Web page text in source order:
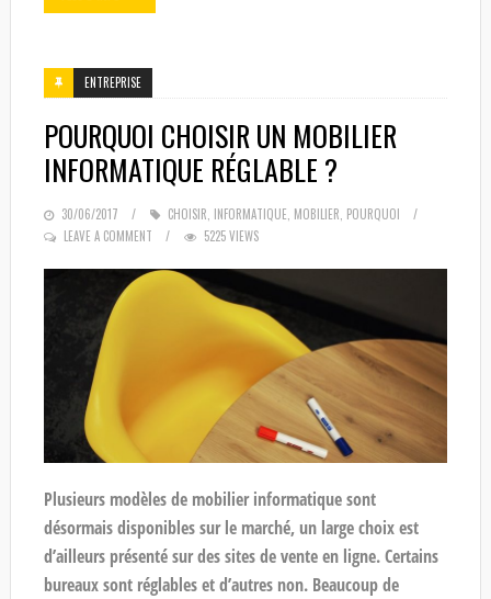
ENTREPRISE
POURQUOI CHOISIR UN MOBILIER
INFORMATIQUE RÉGLABLE ?
POSTED
ON
30/06/2017 CHOISIR, INFORMATIQUE, MOBILIER, POURQUOI
LEAVE A COMMENT
5225 VIEWS
Plusieurs modèles de mobilier informatique sont
désormais disponibles sur le marché, un large choix est
d’ailleurs présenté sur des sites de vente en ligne. Certains
bureaux sont réglables et d’autres non. Beaucoup de